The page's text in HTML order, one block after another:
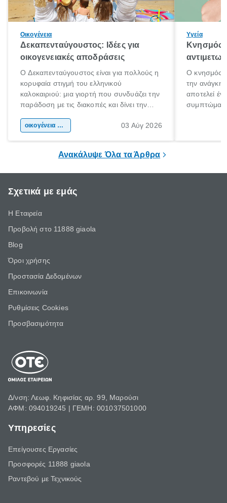
Οικογένεια
Δεκαπενταύγουστος: Ιδέες για
οικογενειακές αποδράσεις
Ο Δεκαπενταύγουστος είναι για πολλούς η
κορυφαία στιγμή του ελληνικού
καλοκαιριού: μια γιορτή που συνδυάζει την
παράδοση με τις διακοπές και δίνει την
χώρας. Είτε πρόκειται για λίγες μέρες
οικογένεια & παιδί 03 Αύγ 2026
Υγεία
Κνησμός:
Ο κνησμός
την ανάγκη
αποτελεί
Ανακάλυψε Όλα τα Άρθρα
Σχετικά με εμάς
Η Εταιρεία
Προβολή στο 11888 giaola
Blog
Όροι χρήσης
Προστασία Δεδομένων
Επικοινωνία
Ρυθμίσεις Cookies
Προσβασιμότητα
Δ/νση: Λεωφ. Κηφισίας αρ. 99, Μαρούσι
ΑΦΜ: 094019245 | ΓΕΜΗ: 001037501000
Υπηρεσίες
Επείγουσες Εργασίες
Προσφορές 11888 giaola
Ραντεβού με Τεχνικούς